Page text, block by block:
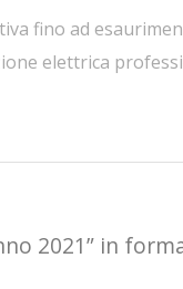
fino ad
elettrica
2021” in